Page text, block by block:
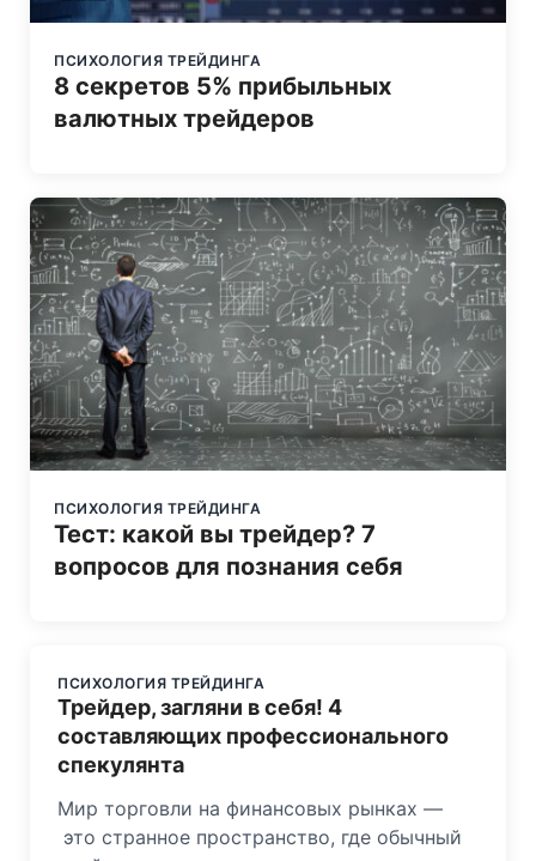
ПСИХОЛОГИЯ ТРЕЙДИНГА
8 секретов 5% прибыльных
валютных трейдеров
ПСИХОЛОГИЯ ТРЕЙДИНГА
Тест: какой вы трейдер? 7
вопросов для познания себя
ПСИХОЛОГИЯ ТРЕЙДИНГА
Трейдер, загляни в себя! 4
составляющих профессионального
спекулянта
Мир торговли на финансовых рынках —
это странное пространство, где обычный